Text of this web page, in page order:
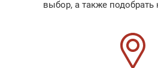
выбор, а также